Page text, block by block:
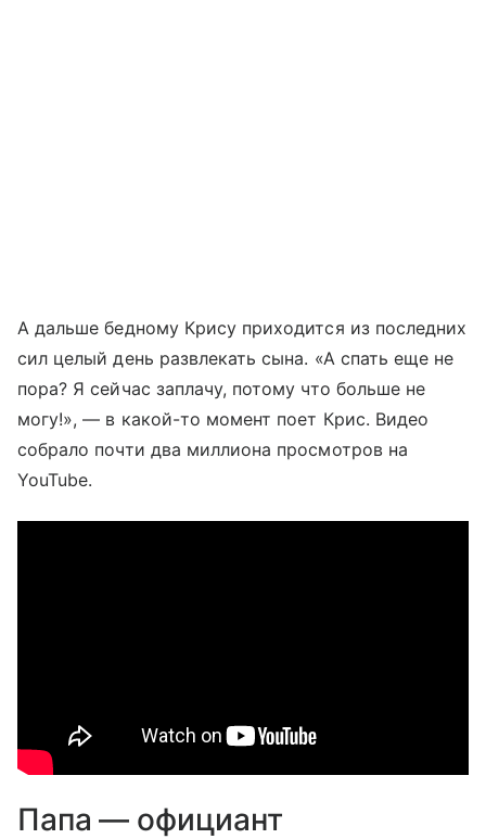
А дальше бедному Крису приходится из последних
сил целый день развлекать сына. «А спать еще не
пора? Я сейчас заплачу, потому что больше не
могу!», — в какой-то момент поет Крис. Видео
собрало почти два миллиона просмотров на
YouTube.
Папа — официант